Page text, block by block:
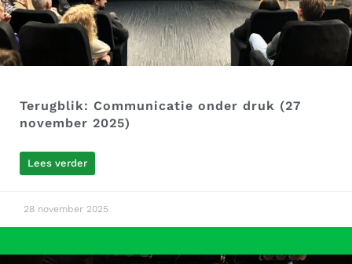
Terugblik: Communicatie onder druk (27
november 2025)
Lees verder
28 november 2025